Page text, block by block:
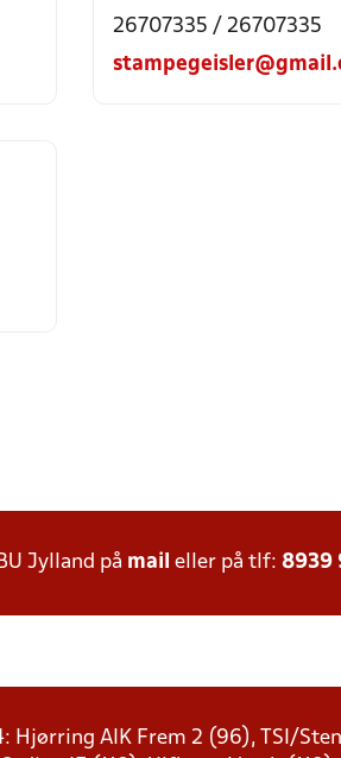
26707335 / 26707335
Jylland på mail eller på tlf: 8939
Hjørring AIK Frem 2 (96), TSI/